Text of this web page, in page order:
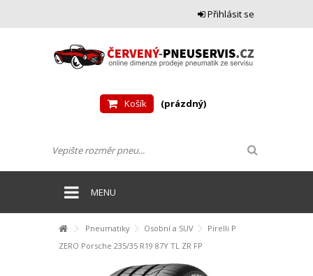
Přihlásit se
Košík (prázdný)
MENU
Pneumatiky Osobní a SUV
Pirelli P
ZERO Porsche 235/35 R19 87Y TL ZR FP